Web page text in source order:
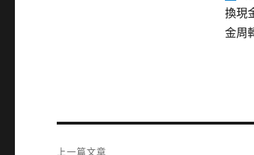
換現
金周
上一篇文章